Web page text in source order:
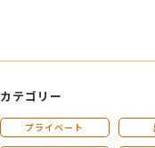
カテゴリー
プライベート